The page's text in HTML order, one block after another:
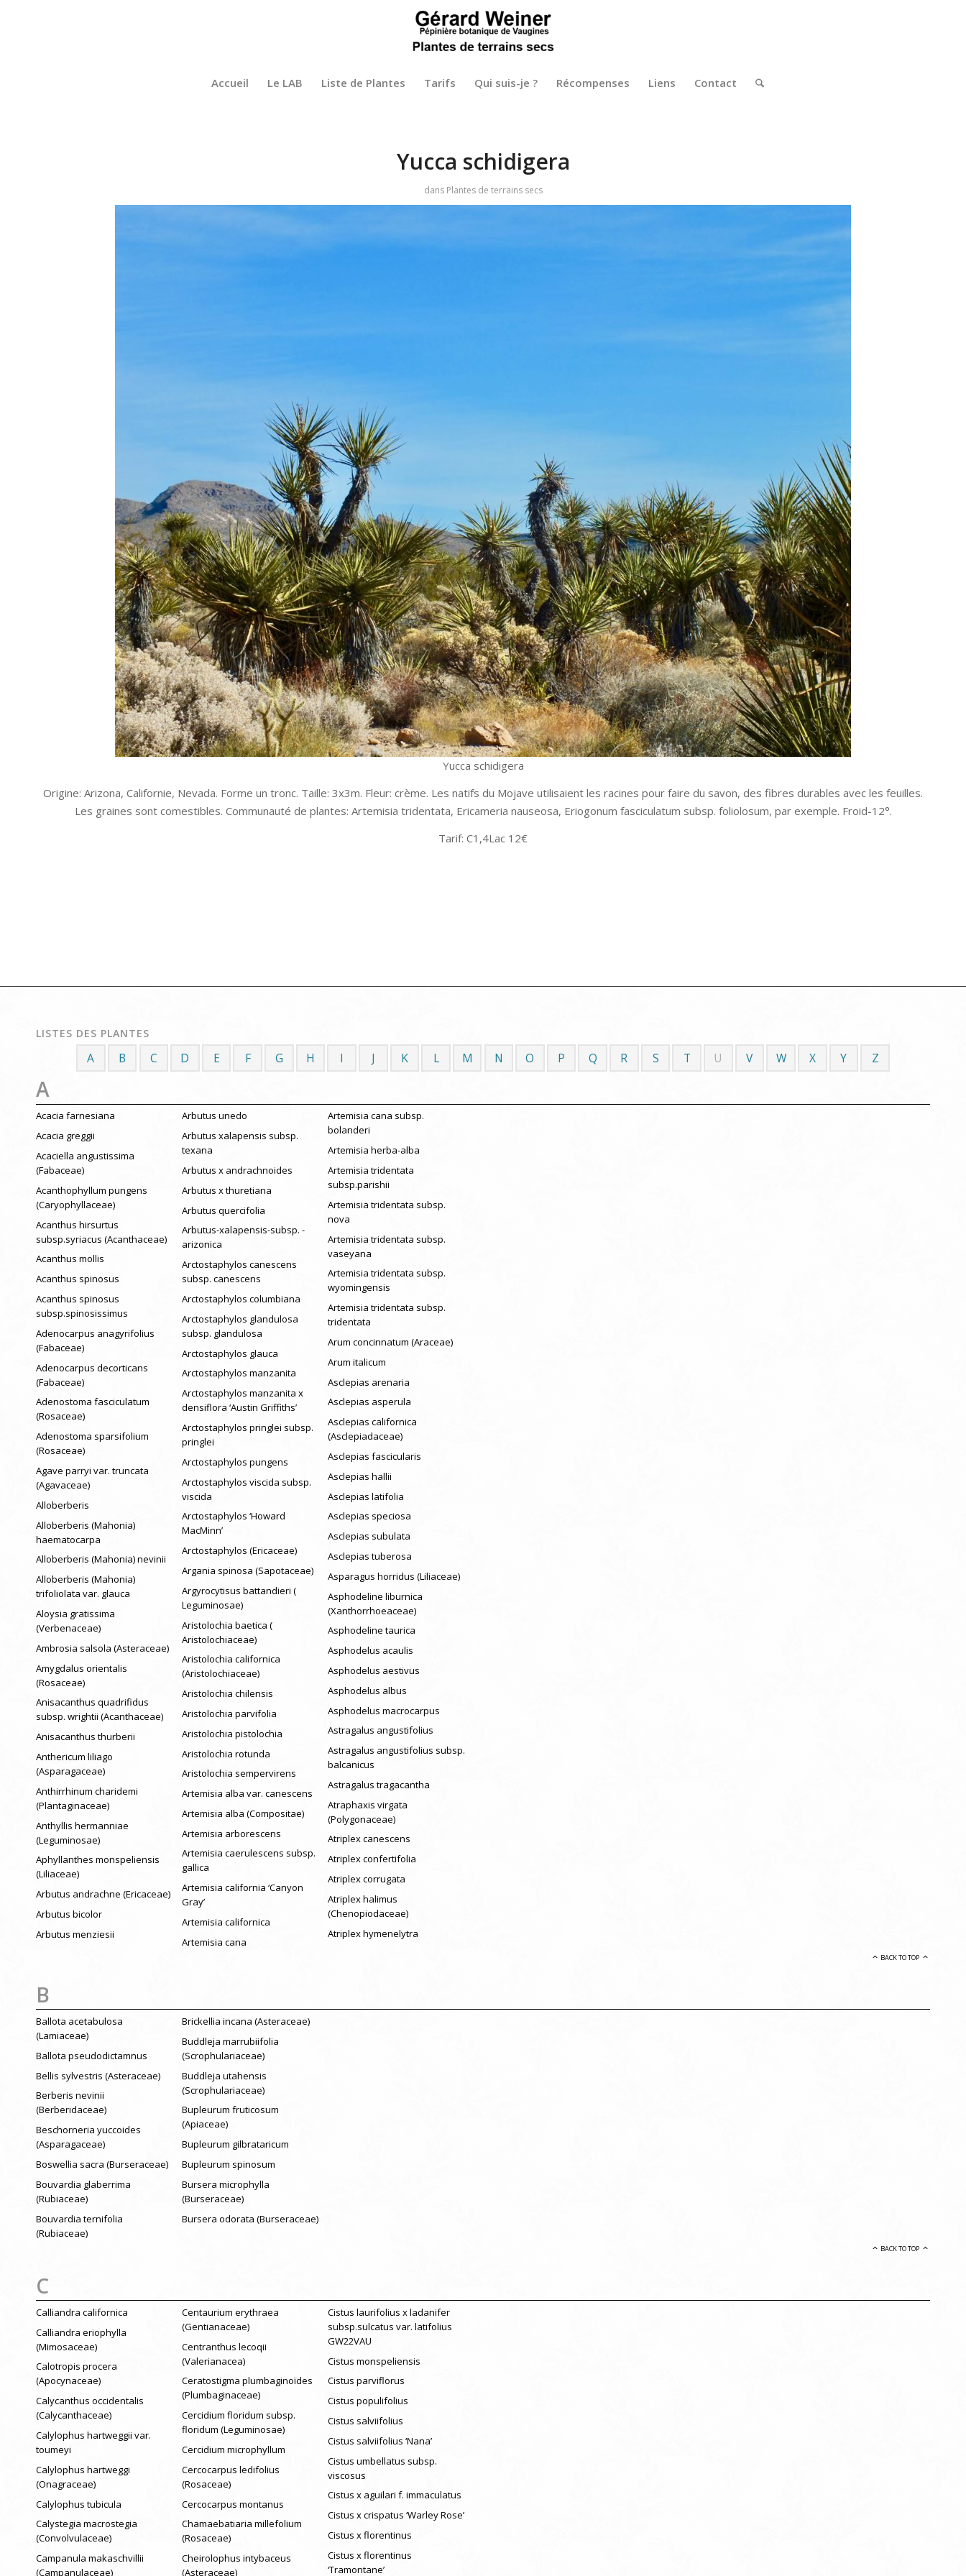
Accueil Le LAB Liste de Plantes Tarifs Qui suis-je ? Récompenses Liens Contact
Yucca schidigera
dans Plantes de terrains secs
Yucca schidigera
Origine: Arizona, Californie, Nevada. Forme un tronc. Taille: 3x3m. Fleur: crème. Les natifs du Mojave utilisaient les racines pour faire du savon, des fibres durables avec les feuilles.
Les graines sont comestibles. Communauté de plantes: Artemisia tridentata, Ericameria nauseosa, Eriogonum fasciculatum subsp. foliolosum, par exemple. Froid-12°.
Tarif: C1,4Lac 12€
LISTES DES PLANTES
A B C D E F G H I J K L M N O P Q R S T U V W X Y Z
A
Acacia farnesiana
Acacia greggii
Acaciella angustissima
(Fabaceae)
Acanthophyllum pungens
(Caryophyllaceae)
Acanthus hirsurtus
subsp.syriacus (Acanthaceae)
Acanthus mollis
Acanthus spinosus
Acanthus spinosus
subsp.spinosissimus
Adenocarpus anagyrifolius
(Fabaceae)
Adenocarpus decorticans
(Fabaceae)
Adenostoma fasciculatum
(Rosaceae)
Adenostoma sparsifolium
(Rosaceae)
Agave parryi var. truncata
(Agavaceae)
Alloberberis
Alloberberis (Mahonia)
haematocarpa
Alloberberis (Mahonia) nevinii
Alloberberis (Mahonia)
trifoliolata var. glauca
Aloysia gratissima
(Verbenaceae)
Ambrosia salsola (Asteraceae)
Amygdalus orientalis
(Rosaceae)
Anisacanthus quadrifidus
subsp. wrightii (Acanthaceae)
Anisacanthus thurberii
Anthericum liliago
(Asparagaceae)
Anthirrhinum charidemi
(Plantaginaceae)
Anthyllis hermanniae
(Leguminosae)
Aphyllanthes monspeliensis
(Liliaceae)
Arbutus andrachne (Ericaceae)
Arbutus bicolor
Arbutus menziesii
Arbutus unedo
Arbutus xalapensis subsp.
texana
Arbutus x andrachnoides
Arbutus x thuretiana
Arbutus quercifolia
Arbutus-xalapensis-subsp. -
arizonica
Arctostaphylos canescens
subsp. canescens
Arctostaphylos columbiana
Arctostaphylos glandulosa
subsp. glandulosa
Arctostaphylos glauca
Arctostaphylos manzanita
Arctostaphylos manzanita x
densiflora ‘Austin Griffiths’
Arctostaphylos pringlei subsp.
pringlei
Arctostaphylos pungens
Arctostaphylos viscida subsp.
viscida
Arctostaphylos ‘Howard
MacMinn’
Arctostaphylos (Ericaceae)
Argania spinosa (Sapotaceae)
Argyrocytisus battandieri (
Leguminosae)
Aristolochia baetica (
Aristolochiaceae)
Aristolochia californica
(Aristolochiaceae)
Aristolochia chilensis
Aristolochia parvifolia
Aristolochia pistolochia
Aristolochia rotunda
Aristolochia sempervirens
Artemisia alba var. canescens
Artemisia alba (Compositae)
Artemisia arborescens
Artemisia caerulescens subsp.
gallica
Artemisia california ‘Canyon
Gray’
Artemisia californica
Artemisia cana
Artemisia cana subsp.
bolanderi
Artemisia herba-alba
Artemisia tridentata
subsp.parishii
Artemisia tridentata subsp.
nova
Artemisia tridentata subsp.
vaseyana
Artemisia tridentata subsp.
wyomingensis
Artemisia tridentata subsp.
tridentata
Arum concinnatum (Araceae)
Arum italicum
Asclepias arenaria
Asclepias asperula
Asclepias californica
(Asclepiadaceae)
Asclepias fascicularis
Asclepias hallii
Asclepias latifolia
Asclepias speciosa
Asclepias subulata
Asclepias tuberosa
Asparagus horridus (Liliaceae)
Asphodeline liburnica
(Xanthorrhoeaceae)
Asphodeline taurica
Asphodelus acaulis
Asphodelus aestivus
Asphodelus albus
Asphodelus macrocarpus
Astragalus angustifolius
Astragalus angustifolius subsp.
balcanicus
Astragalus tragacantha
Atraphaxis virgata
(Polygonaceae)
Atriplex canescens
Atriplex confertifolia
Atriplex corrugata
Atriplex halimus
(Chenopiodaceae)
Atriplex hymenelytra
BACK TO TOP
B
Ballota acetabulosa
(Lamiaceae)
Ballota pseudodictamnus
Bellis sylvestris (Asteraceae)
Berberis nevinii
(Berberidaceae)
Beschorneria yuccoides
(Asparagaceae)
Boswellia sacra (Burseraceae)
Bouvardia glaberrima
(Rubiaceae)
Bouvardia ternifolia
(Rubiaceae)
Brickellia incana (Asteraceae)
Buddleja marrubiifolia
(Scrophulariaceae)
Buddleja utahensis
(Scrophulariaceae)
Bupleurum fruticosum
(Apiaceae)
Bupleurum gilbrataricum
Bupleurum spinosum
Bursera microphylla
(Burseraceae)
Bursera odorata (Burseraceae)
BACK TO TOP
C
Calliandra californica
Calliandra eriophylla
(Mimosaceae)
Calotropis procera
(Apocynaceae)
Calycanthus occidentalis
(Calycanthaceae)
Calylophus hartweggii var.
toumeyi
Calylophus hartweggi
(Onagraceae)
Calylophus tubicula
Calystegia macrostegia
(Convolvulaceae)
Campanula makaschvillii
(Campanulaceae)
Centaurium erythraea
(Gentianaceae)
Centranthus lecoqii
(Valerianacea)
Ceratostigma plumbaginoïdes
(Plumbaginaceae)
Cercidium floridum subsp.
floridum (Leguminosae)
Cercidium microphyllum
Cercocarpus ledifolius
(Rosaceae)
Cercocarpus montanus
Chamaebatiaria millefolium
(Rosaceae)
Cheirolophus intybaceus
(Asteraceae)
Cistus laurifolius x ladanifer
subsp.sulcatus var. latifolius
GW22VAU
Cistus monspeliensis
Cistus parviflorus
Cistus populifolius
Cistus salviifolius
Cistus salviifolius ‘Nana’
Cistus umbellatus subsp.
viscosus
Cistus x aguilari f. immaculatus
Cistus x crispatus ‘Warley Rose’
Cistus x florentinus
Cistus x florentinus
‘Tramontane’